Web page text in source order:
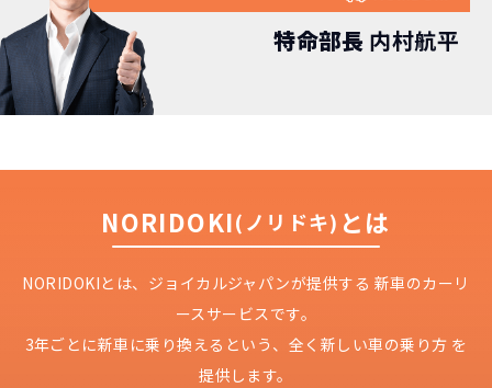
特命部長 内村航平
NORIDOKI(ノリドキ) とは
NORIDOKIとは、ジョイカルジャパンが提供する 新車のカーリ
ースサービスです。
3年ごとに新車に乗り換えるという、 全く新しい車の乗り方 を
提供します。